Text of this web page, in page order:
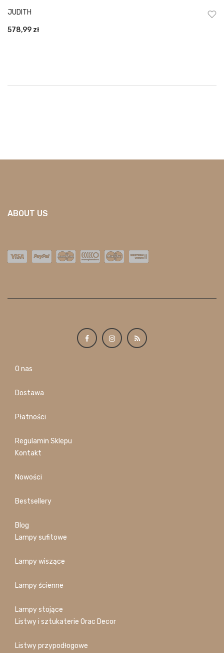
JUDITH
578,99 zł
ABOUT US
O nas
Dostawa
Płatności
Regulamin Sklepu
Kontakt
Nowości
Bestsellery
Blog
Lampy sufitowe
Lampy wiszące
Lampy ścienne
Lampy stojące
Listwy i sztukaterie Orac Decor
Listwy przypodłogowe